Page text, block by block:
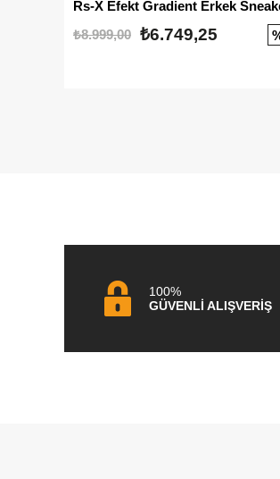
Rs-X Efekt Gradient Erkek
₺8.999,00 ₺6.749,25
100%
GÜVENLİ ALIŞVERİŞ